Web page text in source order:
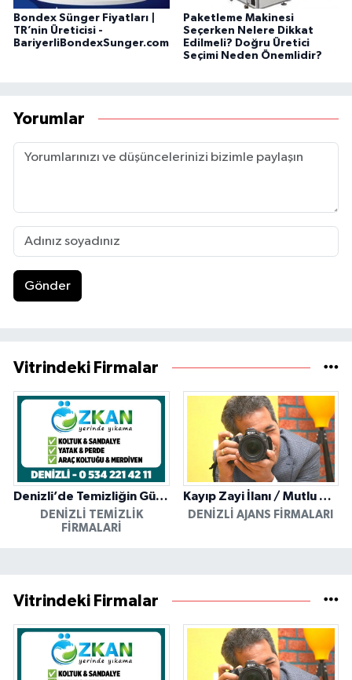
Bondex Sünger Fiyatları |
TR’nin Üreticisi -
BariyerliBondexSunger.com
Paketleme Makinesi
Seçerken Nelere Dikkat
Edilmeli? Doğru Üretici
Seçimi Neden Önemlidir?
Yorumlar
Gönder
Vitrindeki Firmalar
Denizli’de Temizliğin Güvenilir Adresi: Özkan Yerinde Yıkama
DENIZLI TEMIZLIK
FIRMALARI
Kayıp Zayi İlanı / Mutlu Ajans / Denizli
DENIZLI AJANS FIRMALARI
Vitrindeki Firmalar